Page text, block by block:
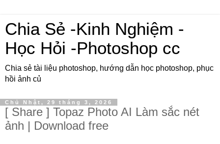
Chia Sẻ -Kinh Nghiệm -
Học Hỏi -Photoshop cc
Chia sẻ tài liệu photoshop, hướng dẫn học photoshop, phục
hồi ảnh củ
Chủ Nhật, 29 tháng 3, 2026
[ Share ] Topaz Photo AI Làm sắc nét
ảnh | Download free